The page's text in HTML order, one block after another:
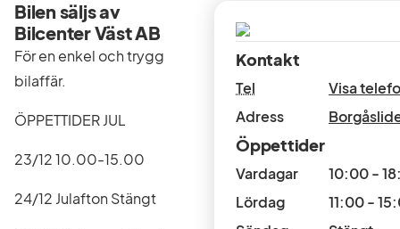
Bilen säljs av
Bilcenter Väst AB
För en enkel och trygg
bilaffär.
ÖPPETTIDER JUL
23/12 10.00-15.00
24/12 Julafton Stängt
Kontakt
Tel
Visa
Adress
Öppettider
Vardagar
10:00 -
Lördag
11:00 -